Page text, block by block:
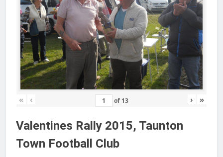
« ‹ of 13 › »
Valentines Rally 2015, Taunton
Town Football Club